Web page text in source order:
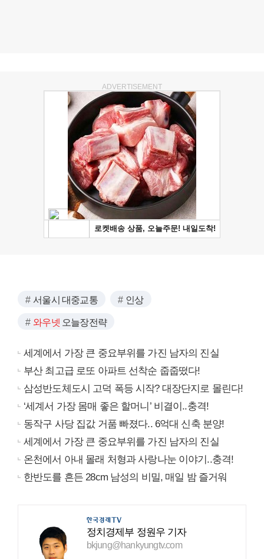
ADVERTISEMENT
서울시 대중교통 인상
와우넷 오늘장전략
세계에서 가장 큰 중요부위를 가진 남자의 진실
부산 최고급 로또 아파트 선착순 줍줍떴다!
삼성반도체도시 고덕 폭등 시작? 대장단지로 몰린다!
‘세계서 가장 몸매 좋은 할머니’ 비결이..충격!
동작구 사당 집값 거품 빠졌다.. 6억대 신축 분양!
세계에서 가장 큰 중요부위를 가진 남자의 진실
온천에서 아내 몰래 처형과 사랑나눈 이야기..충격!
한반도를 흔든 28cm 남성의 비밀, 매일 밤 즐거워
정치경제부 정원우 기자
bkjung@hankyungtv.com